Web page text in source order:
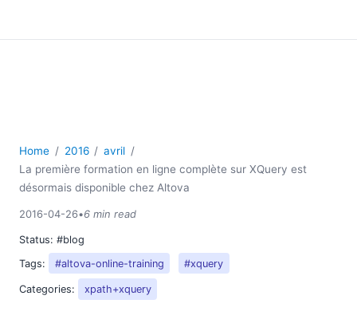
Home 2016
avril
La première formation en ligne complète sur XQuery est
désormais disponible chez Altova
2016-04-26•6 min read
Status: #blog
Tags:
#altova-online-training #xquery
Categories: xpath+xquery